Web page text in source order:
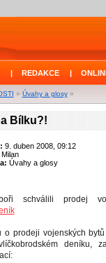
| REDAKCE |
» Úvahy a glosy»
Bílku?!
9. duben 2008, 09:12
Milan
Úvahy a glosy
schválili prodej
o prodeji vojenských
deníku,